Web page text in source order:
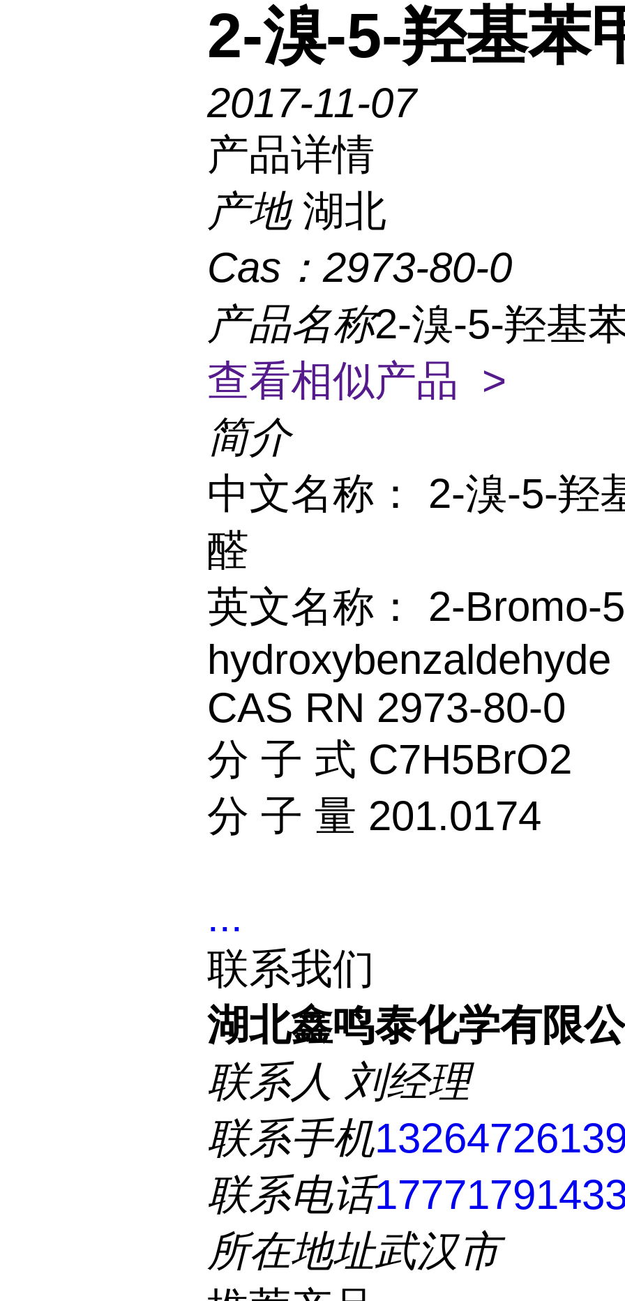
2-溴-5-羟基苯
2017-11-07
产品详情
产地 湖北
Cas： 2973-80-0
产品名称2-溴-5-羟基
查看相似产品 >
简介
中文名称： 2-溴-5-羟
醛
英文名称： 2-Bromo-
hydroxybenzaldehyde
CAS RN 2973-80-0
分 子 式 C7H5BrO2
分 子 量 201.0174
...
联系我们
湖北鑫鸣泰化学有限
联系人 刘经理
联系手机
联系电话
所在地址武汉市